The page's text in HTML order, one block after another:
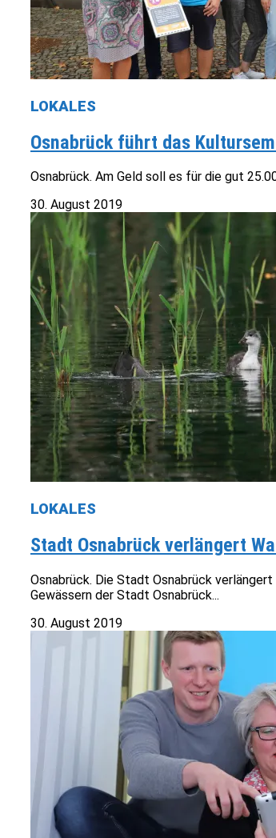
LOKALES
Osnabrück führt das
Osnabrück. Am Geld soll es für die gut
30. August 2019
LOKALES
Stadt Osnabrück verlängert
Osnabrück. Die Stadt Osnabrück
Gewässern der Stadt Osnabrück...
30. August 2019